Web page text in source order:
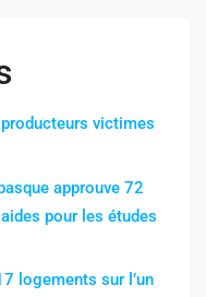
victimes
approuve 72
pour les études
logements sur l’un